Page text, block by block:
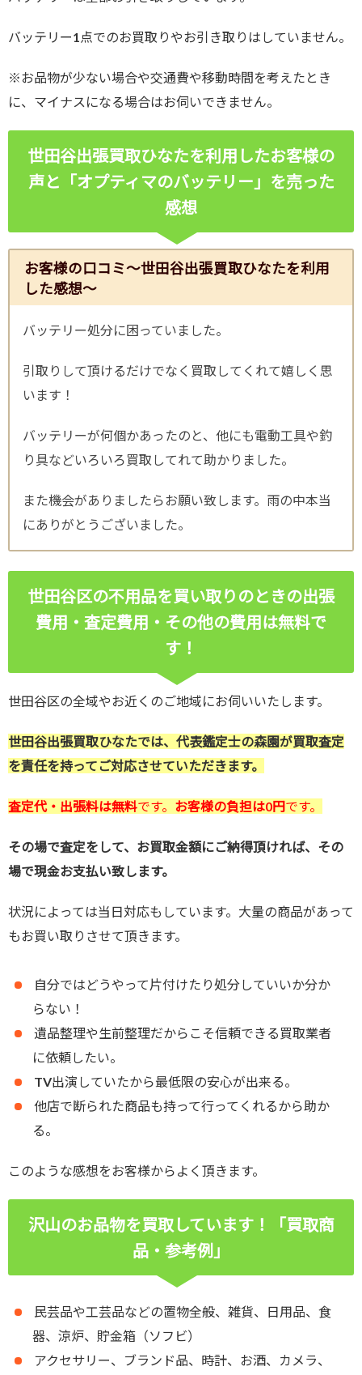
バッテリー1点でのお買取りやお引き取りはしていません。
※お品物が少ない場合や交通費や移動時間を考えたとき
に、マイナスになる場合はお伺いできません。
世田谷出張買取ひなたを利用したお客様の
声と「オプティマのバッテリー」 を売った
感想
お客様の口コミ～世田谷出張買取ひなたを利用
した感想～
バッテリー処分に困っていました。
引取りして頂けるだけでなく買取してくれて嬉しく思
います！
バッテリーが何個かあったのと、他にも電動工具や釣
り具などいろいろ買取してれて助かりました。
また機会がありましたらお願い致します。雨の中本当
にありがとうございました。
世田谷区の不用品を買い取りのときの出張
費用・査定費用・その他の費用は無料で
す！
世田谷区の全域やお近くのご地域にお伺いいたします。
世田谷出張買取ひなたでは、代表鑑定士の森園が買取査定
を責任を持ってご対応させていただきます。
査定代・出張料は無料です。 お客様の負担は0円です。
その場で査定をして、お買取金額にご納得頂ければ、その
場で現金お支払い致します。
状況によっては当日対応もしています。大量の商品があって
もお買い取りさせて頂きます。
自分ではどうやって片付けたり処分していいか分か
らない！
遺品整理や生前整理だからこそ信頼できる買取業者
に依頼したい。
TV出演していたから最低限の安心が出来る。
他店で断られた商品も持って行ってくれるから助か
る。
このような感想をお客様からよく頂きます。
沢山のお品物を買取しています！「買取商
品・参考例」
民芸品や工芸品などの置物全般、雑貨、日用品、食
器、涼炉、貯金箱（ソフビ）
アクセサリー、ブランド品、時計、お酒、カメラ、